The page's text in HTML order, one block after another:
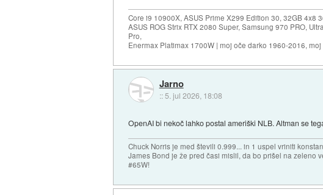
Core i9 10900X, ASUS Prime X299 Edition 30, 32GB 4x8
ASUS ROG Strix RTX 2080 Super, Samsung 970 PRO,
Pro,
Enermax Platimax 1700W | moj oče darko 1960-2016,
Jarno
:: 5. jul 2026, 18:08
OpenAI bi nekoč lahko postal ameriški NLB. Altman se
Chuck Norris je med števili 0.999... in 1 uspel vriniti
James Bond je že pred časi mislil, da bo prišel na zeleno
#65W!